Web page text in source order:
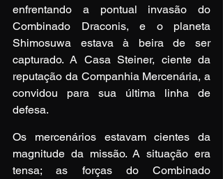
enfrentando a pontual invasão do
Combinado Draconis, e o planeta
Shimosuwa estava à beira de ser
capturado. A Casa Steiner, ciente da
reputação da Companhia Mercenária, a
convidou para sua última linha de
defesa.
Os mercenários estavam cientes da
magnitude da missão. A situação era
tensa; as forças do Combinado